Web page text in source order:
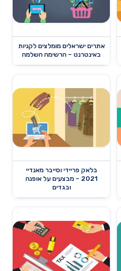
אתרים ישראלים מומלצים לקניות
באינטרנט – הרשימה השלמה
בלאק פריידי וסייבר מאנדיי
2021 – מבצעים על אופנה
ובגדים